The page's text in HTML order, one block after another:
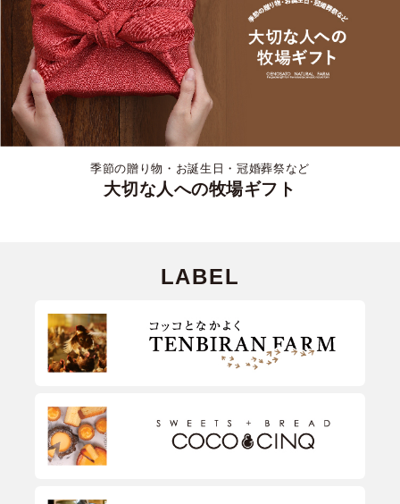
季節の贈り物・お誕生日・冠婚葬祭など
大切な人への牧場ギフト
LABEL